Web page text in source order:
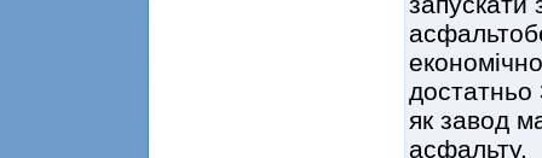
достатньо
як завод
асфальту.